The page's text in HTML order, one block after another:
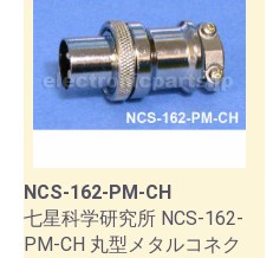
NCS-162-PM-CH
七星科学研究所 NCS-162-
PM-CH 丸型メタルコネク